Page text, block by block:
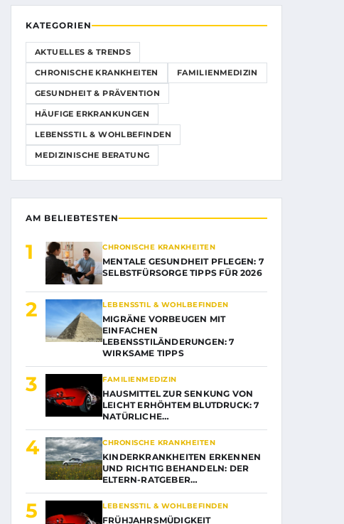
KATEGORIEN
AKTUELLES & TRENDS
CHRONISCHE KRANKHEITEN FAMILIENMEDIZIN
GESUNDHEIT & PRÄVENTION
HÄUFIGE ERKRANKUNGEN
LEBENSSTIL & WOHLBEFINDEN
MEDIZINISCHE BERATUNG
AM BELIEBTESTEN
1 CHRONISCHE KRANKHEITEN
MENTALE GESUNDHEIT PFLEGEN: 7
SELBSTFÜRSORGE TIPPS FÜR 2026
2 LEBENSSTIL & WOHLBEFINDEN
MIGRÄNE VORBEUGEN MIT
EINFACHEN
LEBENSSTILÄNDERUNGEN: 7
WIRKSAME TIPPS
3 FAMILIENMEDIZIN
HAUSMITTEL ZUR SENKUNG VON
LEICHT ERHÖHTEM BLUTDRUCK: 7
NATÜRLICHE…
4 CHRONISCHE KRANKHEITEN
KINDERKRANKHEITEN ERKENNEN
UND RICHTIG BEHANDELN: DER
ELTERN-RATGEBER…
5 LEBENSSTIL & WOHLBEFINDEN
FRÜHJAHRSMÜDIGKEIT